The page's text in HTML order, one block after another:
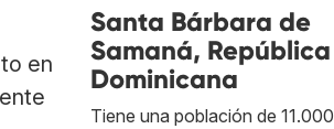
en
Santa Bárbara de
Samaná, República
Dominicana
Tiene una población de 11.000